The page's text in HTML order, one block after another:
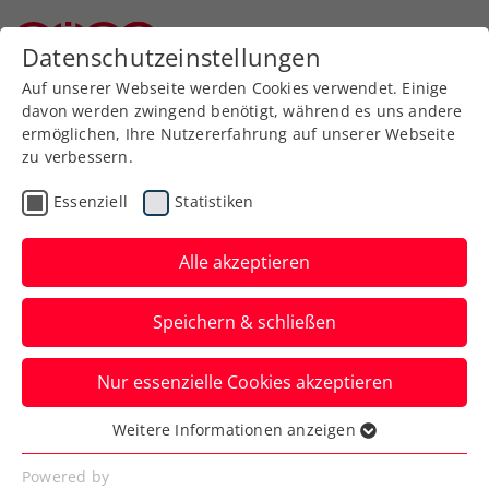
Aktuelle News
News filtern
Datenschutzeinstellungen
Auf unserer Webseite werden Cookies verwendet. Einige
davon werden zwingend benötigt, während es uns andere
ermöglichen, Ihre Nutzererfahrung auf unserer Webseite
zu verbessern.
Essenziell Statistiken
Alle akzeptieren
Speichern & schließen
Nur essenzielle Cookies akzeptieren
Essenziell
Essenzielle Cookies werden für grundlegende
Weitere Informationen anzeigen
Powered by